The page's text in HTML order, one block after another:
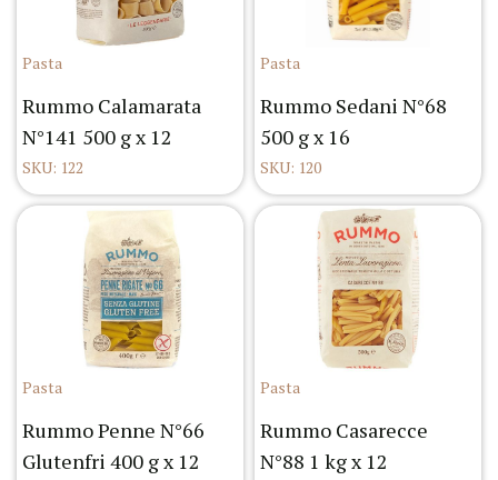
Pasta
Rummo Calamarata
N°141 500 g x 12
SKU: 122
Pasta
Rummo Sedani N°68
500 g x 16
SKU: 120
Pasta
Rummo Penne N°66
Glutenfri 400 g x 12
Pasta
Rummo Casarecce
N°88 1 kg x 12